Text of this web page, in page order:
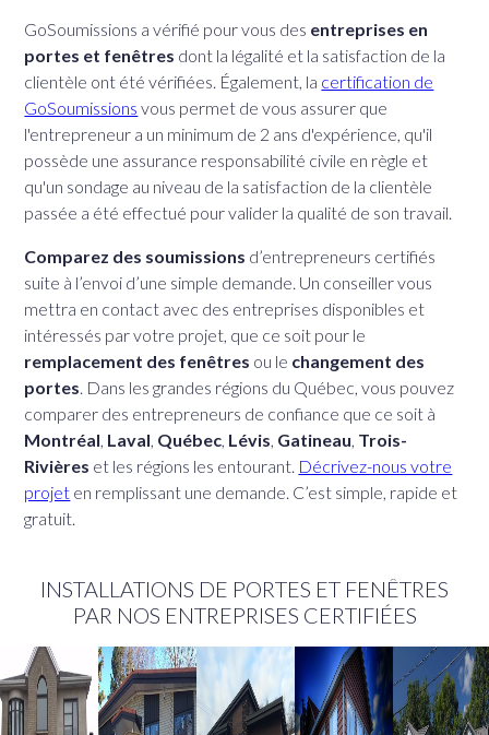
GoSoumissions a vérifié pour vous des entreprises en
portes et fenêtres dont la légalité et la satisfaction de la
clientèle ont été vérifiées. Également, la certification de
GoSoumissions vous permet de vous assurer que
l'entrepreneur a un minimum de 2 ans d'expérience, qu'il
possède une assurance responsabilité civile en règle et
qu'un sondage au niveau de la satisfaction de la clientèle
passée a été effectué pour valider la qualité de son travail.
Comparez des soumissions d’entrepreneurs certifiés
suite à l’envoi d’une simple demande. Un conseiller vous
mettra en contact avec des entreprises disponibles et
intéressés par votre projet, que ce soit pour le
remplacement des fenêtres ou le changement des
portes . Dans les grandes régions du Québec, vous pouvez
comparer des entrepreneurs de confiance que ce soit à
Montréal Laval Québec Lévis Gatineau Trois-
Rivières et les régions les entourant. Décrivez-nous votre
projet en remplissant une demande. C’est simple, rapide et
gratuit.
INSTALLATIONS DE PORTES ET FENÊTRES
PAR NOS ENTREPRISES CERTIFIÉES